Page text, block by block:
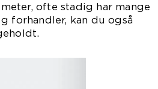
ofte stadig har mange
forhandler, kan du også